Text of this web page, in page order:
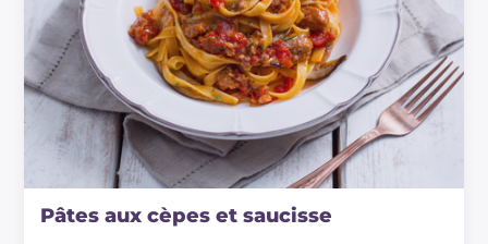
Pâtes aux cèpes et saucisse